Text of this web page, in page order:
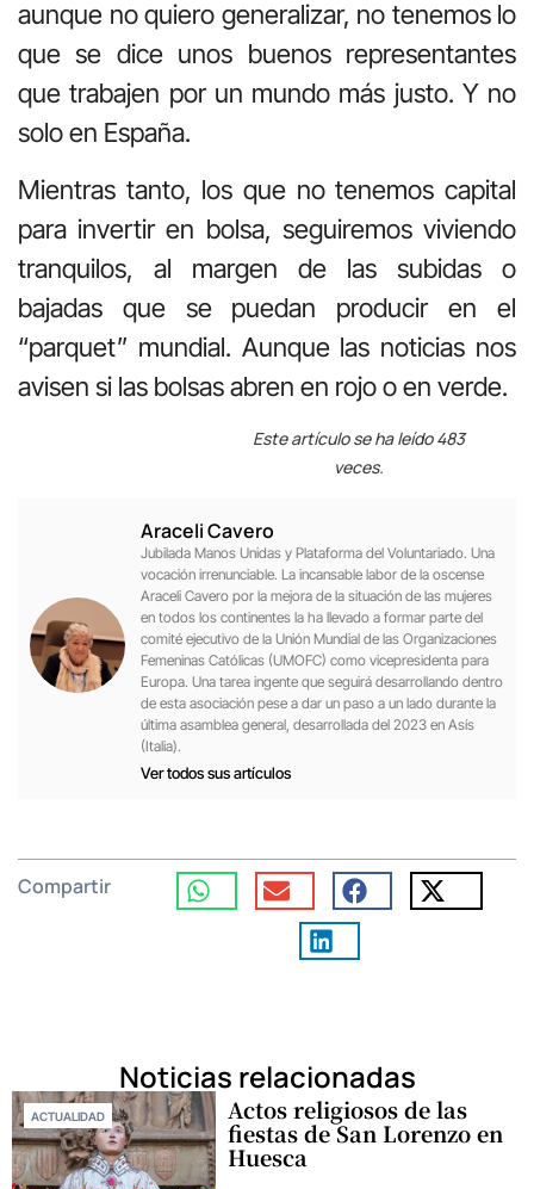
aunque no quiero generalizar, no tenemos lo
que se dice unos buenos representantes
que trabajen por un mundo más justo. Y no
solo en España.
Mientras tanto, los que no tenemos capital
para invertir en bolsa, seguiremos viviendo
tranquilos, al margen de las subidas o
bajadas que se puedan producir en el
“parquet” mundial. Aunque las noticias nos
avisen si las bolsas abren en rojo o en verde.
Este artículo se ha leído 483
veces.
Araceli Cavero
Jubilada Manos Unidas y Plataforma del Voluntariado. Una
vocación irrenunciable. La incansable labor de la oscense
Araceli Cavero por la mejora de la situación de las mujeres
en todos los continentes la ha llevado a formar parte del
comité ejecutivo de la Unión Mundial de las Organizaciones
Femeninas Católicas (UMOFC) como vicepresidenta para
Europa. Una tarea ingente que seguirá desarrollando dentro
de esta asociación pese a dar un paso a un lado durante la
última asamblea general, desarrollada del 2023 en Asís
(Italia).
Ver todos sus artículos
Compartir
Noticias relacionadas
ACTUALIDAD Actos religiosos de las
fiestas de San Lorenzo en
Huesca